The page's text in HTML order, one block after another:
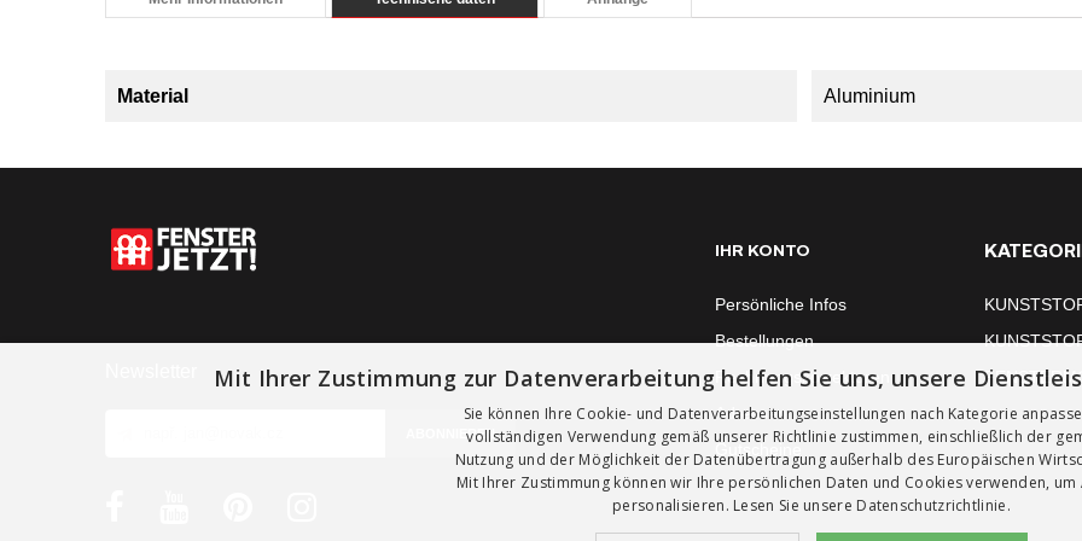
Material Aluminium
IHR KONTO
Persönliche Infos
Bestellungen
Rechnungskorrekturen
Adressen
Gutscheine
Mit Ihrer Zustimmung zur Datenverarbeitung helfen Sie uns, unsere
Sie können Ihre Cookie- und Datenverarbeitungseinstellungen nach Kategorie
vollständigen Verwendung gemäß unserer Richtlinie zustimmen, einschließlich der
Nutzung und der Möglichkeit der Datenübertragung außerhalb des Europäischen
Mit Ihrer Zustimmung können wir Ihre persönlichen Daten und Cookies verwenden, um
personalisieren. Lesen Sie unsere Datenschutzrichtlinie.